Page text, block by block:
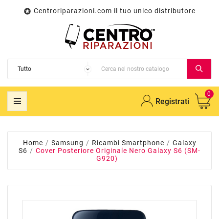
 Centroriparazioni.com il tuo unico distributore
Registrati
0
Home Samsung Ricambi Smartphone
Galaxy
S6
Cover Posteriore Originale Nero Galaxy S6 (SM-
G920)